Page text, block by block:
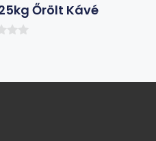
Őrölt Kávé